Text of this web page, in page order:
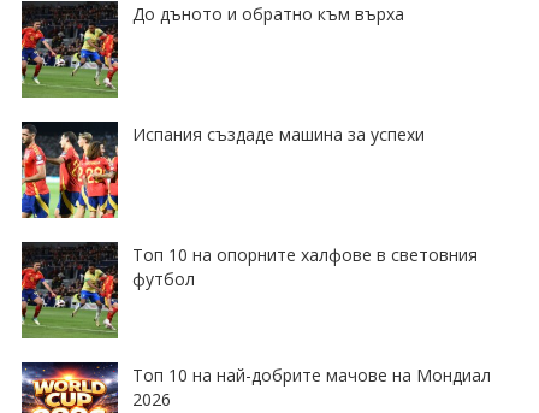
До дъното и обратно към върха
Испания създаде машина за успехи
Топ 10 на опорните халфове в световния
футбол
Топ 10 на най-добрите мачове на Мондиал
2026